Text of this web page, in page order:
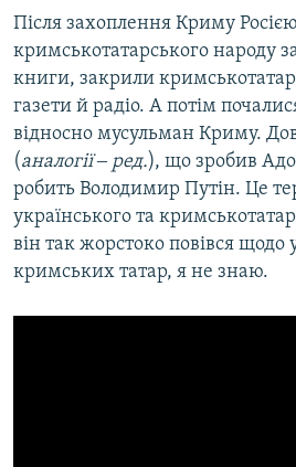
Після захоплення Криму
кримськотатарського народу
книги, закрили
газети й радіо. А потім
відносно мусульман Криму.
(аналогії ‒ ред.), що зробив
робить Володимир Путін. Це
українського та
він так жорстоко повівся щодо
кримських татар, я не знаю.